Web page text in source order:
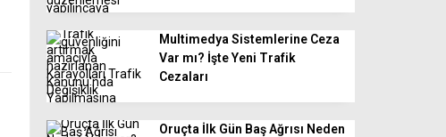
Multimedya Sistemlerine Ceza
Var mı? İşte Yeni Trafik
Cezaları
Oruçta İlk Gün Baş Ağrısı Neden